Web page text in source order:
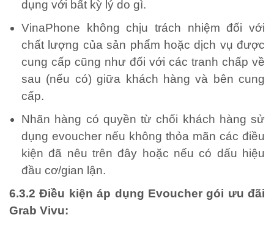
dụng với bất kỳ lý do gì.
VinaPhone không chịu trách nhiệm đối với
chất lượng của sản phẩm hoặc dịch vụ được
cung cấp cũng như đối với các tranh chấp về
sau (nếu có) giữa khách hàng và bên cung
cấp.
Nhãn hàng có quyền từ chối khách hàng sử
dụng evoucher nếu không thỏa mãn các điều
kiện đã nêu trên đây hoặc nếu có dấu hiệu
đầu cơ/gian lận.
6.3.2 Điều kiện áp dụng Evoucher gói ưu đãi
Grab Vivu: